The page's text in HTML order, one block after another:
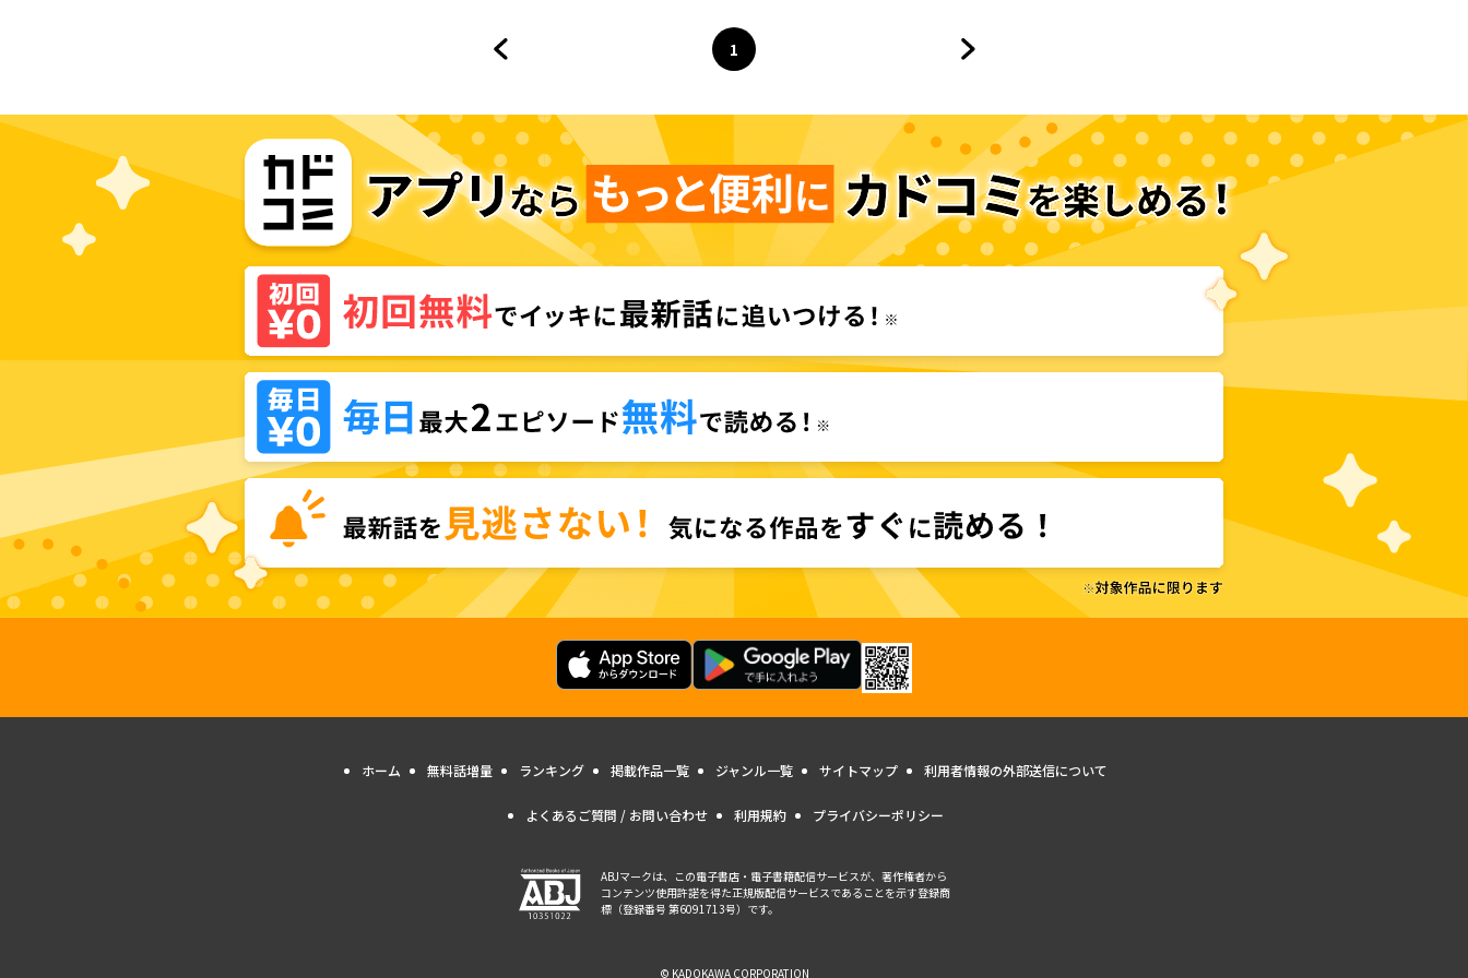
ページ
1
へ
ホーム 無料話増量 ランキング 掲載作品一覧 ジャンル一覧 サイトマップ 利用者情報の外部送信について
よくあるご質問 / お問い合わせ 利用規約 プライバシーポリシー
ABJマークは、この電子書店・電子書籍配信サービスが、著作権者から
コンテンツ使用許諾を得た正規版配信サービスであることを示す登録商
標（登録番号 第6091713号）です。
© KADOKAWA CORPORATION